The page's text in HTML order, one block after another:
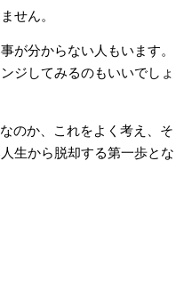
せん。
が分からない人もいます。
ジしてみるのもいいでしょ
のか、これをよく考え、そ
生から脱却する第一歩とな